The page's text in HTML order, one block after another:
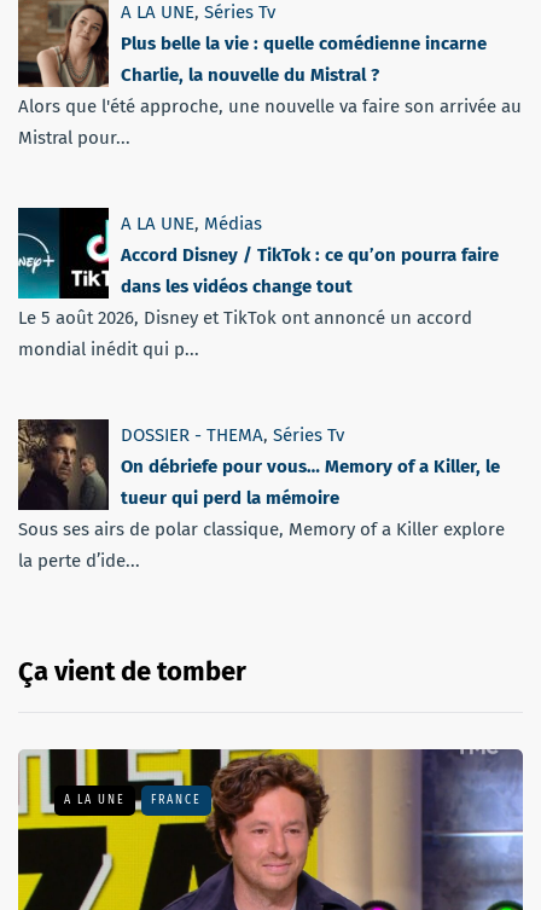
A LA UNE, Séries Tv
Plus belle la vie : quelle comédienne incarne
Charlie, la nouvelle du Mistral ?
Alors que l'été approche, une nouvelle va faire son arrivée au
Mistral pour...
A LA UNE, Médias
Accord Disney / TikTok : ce qu’on pourra faire
dans les vidéos change tout
Le 5 août 2026, Disney et TikTok ont annoncé un accord
mondial inédit qui p...
DOSSIER - THEMA, Séries Tv
On débriefe pour vous… Memory of a Killer, le
tueur qui perd la mémoire
Sous ses airs de polar classique, Memory of a Killer explore
la perte d’ide...
Ça vient de tomber
A LA UNE FRANCE